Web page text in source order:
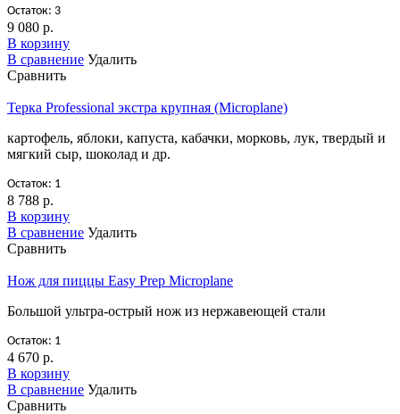
Остаток: 3
9 080 р.
В корзину
В сравнение Удалить
Сравнить
Терка Professional экстра крупная (Microplane)
картофель, яблоки, капуста, кабачки, морковь, лук, твердый и
мягкий сыр, шоколад и др.
Остаток: 1
8 788 р.
В корзину
В сравнение Удалить
Сравнить
Нож для пиццы Easy Prep Microplane
Большой ультра-острый нож из нержавеющей стали
Остаток: 1
4 670 р.
В корзину
В сравнение Удалить
Сравнить